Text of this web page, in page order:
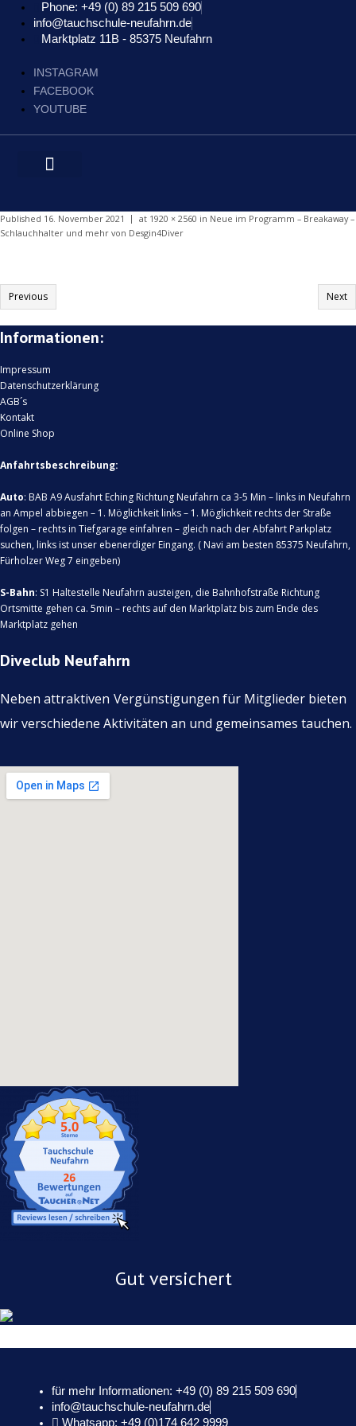
Phone: +49 (0) 89 215 509 690
info@tauchschule-neufahrn.de
Marktplatz 11B - 85375 Neufahrn
INSTAGRAM
FACEBOOK
YOUTUBE
Published 16. November 2021 at 1920 × 2560 in Neue im Programm – Breakaway –
Schlauchhalter und mehr von Desgin4Diver
Previous Next
Informationen:
Impressum
Datenschutzerklärung
AGB´s
Kontakt
Online Shop
Anfahrtsbeschreibung:
Auto: BAB A9 Ausfahrt Eching Richtung Neufahrn ca 3-5 Min – links in Neufahrn
an Ampel abbiegen – 1. Möglichkeit links – 1. Möglichkeit rechts der Straße
folgen – rechts in Tiefgarage einfahren – gleich nach der Abfahrt Parkplatz
suchen, links ist unser ebenerdiger Eingang. ( Navi am besten 85375 Neufahrn,
Fürholzer Weg 7 eingeben)
S-Bahn: S1 Haltestelle Neufahrn austeigen, die Bahnhofstraße Richtung
Ortsmitte gehen ca. 5min – rechts auf den Marktplatz bis zum Ende des
Marktplatz gehen
Diveclub Neufahrn
Neben attraktiven Vergünstigungen für Mitglieder bieten
wir verschiedene Aktivitäten an und gemeinsames tauchen.
Gut versichert
für mehr Informationen: +49 (0) 89 215 509 690
info@tauchschule-neufahrn.de
Whatsapp: +49 (0)174 642 9999